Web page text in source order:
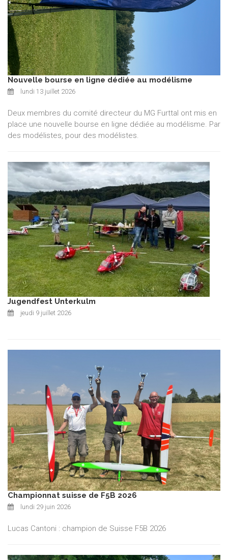
Nouvelle bourse en ligne dédiée au modélisme
lundi 13 juillet 2026
Deux membres du comité directeur du MG Furttal ont mis en
place une nouvelle bourse en ligne dédiée au modélisme. Par
des modélistes, pour des modélistes.
Jugendfest Unterkulm
jeudi 9 juillet 2026
Championnat suisse de F5B 2026
lundi 29 juin 2026
Lucas Cantoni : champion de Suisse F5B 2026